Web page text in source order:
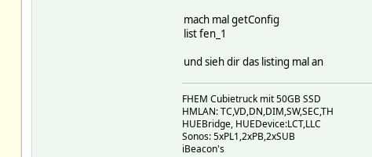
mach mal getConfig
list fen_1
und sieh dir das listing mal an
FHEM Cubietruck mit 50GB SSD
HMLAN: TC,VD,DN,DIM,SW,SEC,TH
HUEBridge, HUEDevice:LCT,LLC
Sonos: 5xPL1,2xPB,2xSUB
iBeacon's